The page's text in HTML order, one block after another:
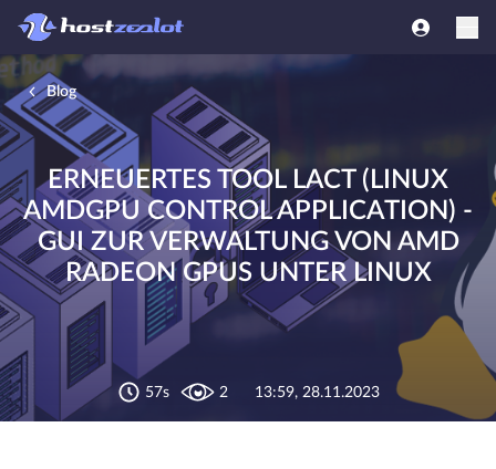
Blog
ERNEUERTES TOOL LACT (LINUX
AMDGPU CONTROL APPLICATION) -
GUI ZUR VERWALTUNG VON AMD
RADEON GPUS UNTER LINUX
57s 2 13:59, 28.11.2023